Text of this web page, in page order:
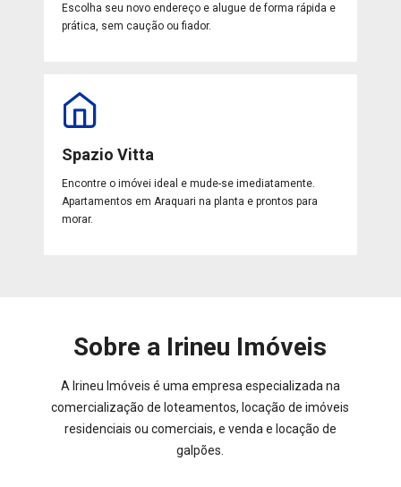
Escolha seu novo endereço e alugue de forma rápida e
prática, sem caução ou fiador.
Spazio Vitta
Encontre o imóvei ideal e mude-se imediatamente.
Apartamentos em Araquari na planta e prontos para
morar.
Sobre a Irineu Imóveis
A Irineu Imóveis é uma empresa especializada na
comercialização de loteamentos, locação de imóveis
residenciais ou comerciais, e venda e locação de
galpões.